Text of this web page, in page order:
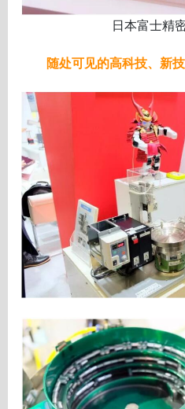
日本富士精
随处可见的高科技、新